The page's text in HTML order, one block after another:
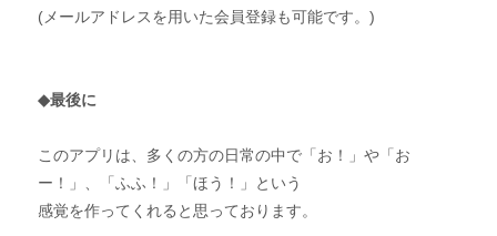
(メールアドレスを用いた会員登録も可能です。)
◆最後に
このアプリは、多くの方の日常の中で「お！」や「お
ー！」、「ふふ！」「ほう！」という
感覚を作ってくれると思っております。